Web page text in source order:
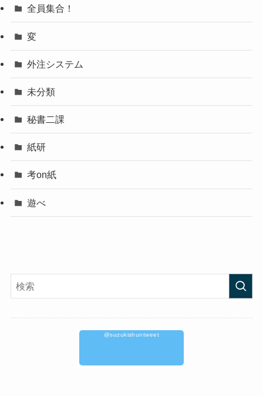
全員集合！
変
外注システム
未分類
秘書二課
紙研
考on紙
遊べ
@suzukishuntweet